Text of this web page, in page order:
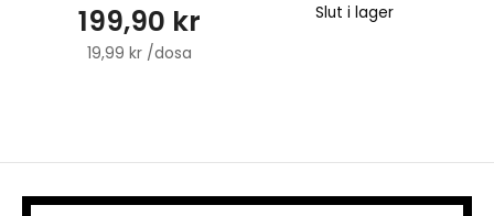
199,90 kr
19,99 kr /dosa
Slut i lager